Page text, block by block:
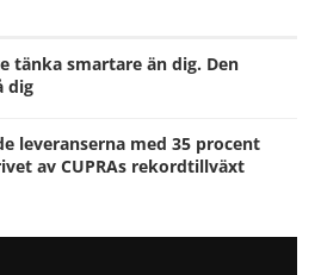
tänka smartare än dig. Den
dig
leveranserna med 35 procent
av CUPRAs rekordtillväxt